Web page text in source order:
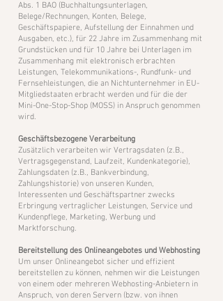
Abs. 1 BAO (Buchhaltungsunterlagen,
Belege/Rechnungen, Konten, Belege,
Geschäftspapiere, Aufstellung der Einnahmen und
Ausgaben, etc.), für 22 Jahre im Zusammenhang mit
Grundstücken und für 10 Jahre bei Unterlagen im
Zusammenhang mit elektronisch erbrachten
Leistungen, Telekommunikations-, Rundfunk- und
Fernsehleistungen, die an Nichtunternehmer in EU-
Mitgliedstaaten erbracht werden und für die der
Mini-One-Stop-Shop (MOSS) in Anspruch genommen
wird.
Geschäftsbezogene Verarbeitung
​Zusätzlich verarbeiten wir Vertragsdaten (z.B.,
Vertragsgegenstand, Laufzeit, Kundenkategorie),
Zahlungsdaten (z.B., Bankverbindung,
Zahlungshistorie) von unseren Kunden,
Interessenten und Geschäftspartner zwecks
Erbringung vertraglicher Leistungen, Service und
Kundenpflege, Marketing, Werbung und
Marktforschung.
​Bereitstellung des Onlineangebotes und Webhosting
Um unser Onlineangebot sicher und effizient
bereitstellen zu können, nehmen wir die Leistungen
von einem oder mehreren Webhosting-Anbietern in
Anspruch, von deren Servern (bzw. von ihnen